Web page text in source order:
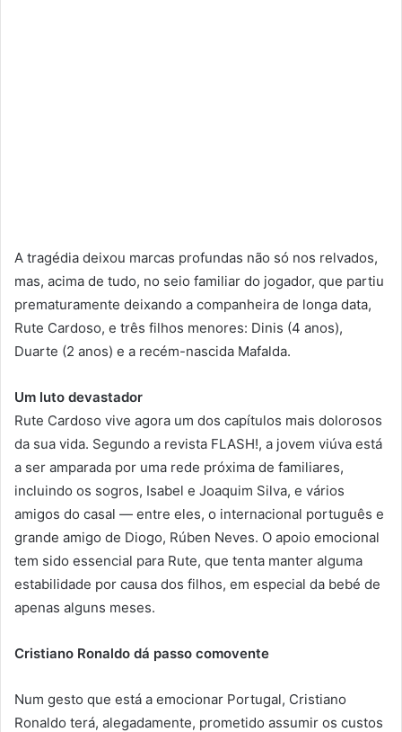
A tragédia deixou marcas profundas não só nos relvados,
mas, acima de tudo, no seio familiar do jogador, que partiu
prematuramente deixando a companheira de longa data,
Rute Cardoso, e três filhos menores: Dinis (4 anos),
Duarte (2 anos) e a recém-nascida Mafalda.
Um luto devastador
Rute Cardoso vive agora um dos capítulos mais dolorosos
da sua vida. Segundo a revista FLASH!, a jovem viúva está
a ser amparada por uma rede próxima de familiares,
incluindo os sogros, Isabel e Joaquim Silva, e vários
amigos do casal — entre eles, o internacional português e
grande amigo de Diogo, Rúben Neves. O apoio emocional
tem sido essencial para Rute, que tenta manter alguma
estabilidade por causa dos filhos, em especial da bebé de
apenas alguns meses.
Cristiano Ronaldo dá passo comovente
Num gesto que está a emocionar Portugal, Cristiano
Ronaldo terá, alegadamente, prometido assumir os custos